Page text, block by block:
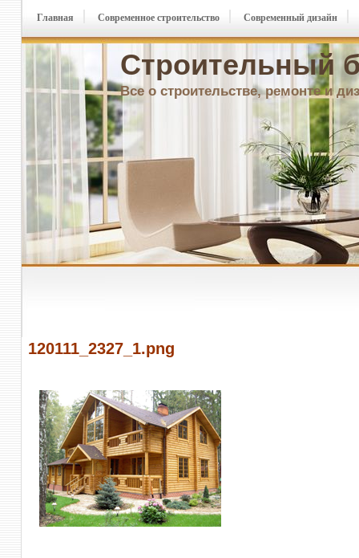
Строительный
Все о строительстве, ремонте и
Главная Современное строительство Современный дизайн
120111_2327_1.png